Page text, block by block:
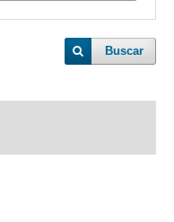
Buscar